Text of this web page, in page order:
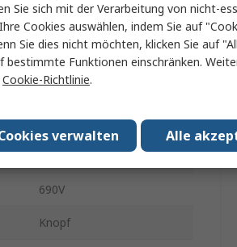
60 °
IP20
20A
-25°C
55°C
690V
Knopf
Sie sich mit der Verarbeitung von nicht-
Cookies auswählen, indem Sie auf
Sie dies nicht möchten, klicken Sie auf
bestimmte Funktionen einschränken.
Cookie-Richtlinie.
Alle
verwalten